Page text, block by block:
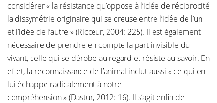
considérer « la résistance qu’oppose à l’idée de réciprocité
la dissymétrie originaire qui se creuse entre l’idée de l’un
et l’idée de l’autre » (Ricœur, 2004: 225). Il est également
nécessaire de prendre en compte la part invisible du
vivant, celle qui se dérobe au regard et résiste au savoir. En
effet, la reconnaissance de l’animal inclut aussi « ce qui en
lui échappe radicalement à notre
compréhension » (Dastur, 2012: 16). Il s’agit enfin de